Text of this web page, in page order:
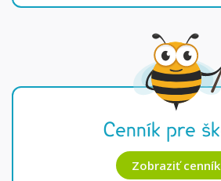
Cenník pre
Zobraziť cenník